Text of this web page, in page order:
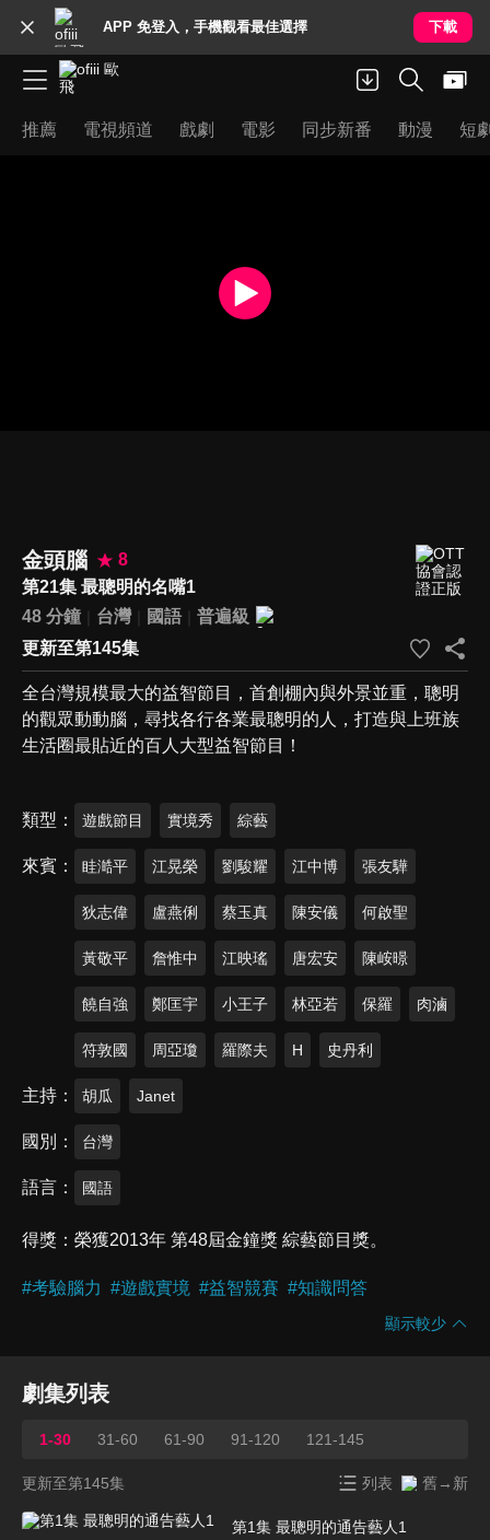
APP 免登入，手機觀看最佳選擇 下載
推薦 電視頻道 戲劇 電影 同步新番 動漫 短
金頭腦
8
第21集 最聰明的名嘴1
48 分鐘
台灣 國語
普遍級
更新至第145集
全台灣規模最大的益智節目，首創棚內與外景並重，聰明
的觀眾動動腦，尋找各行各業最聰明的人，打造與上班族
生活圈最貼近的百人大型益智節目！
類型 遊戲節目 實境秀 綜藝
來賓 眭澔平 江晃榮 劉駿耀 江中博 張友驊
狄志偉 盧燕俐 蔡玉真 陳安儀 何啟聖
黃敬平 詹惟中 江映瑤 唐宏安 陳峖暻
饒自強 鄭匡宇 小王子 林亞若 保羅 肉滷
符敦國 周亞瓊 羅際夫 H 史丹利
主持 胡瓜 Janet
國別 台灣
語言 國語
得獎 榮獲2013年 第48屆金鐘獎 綜藝節目獎。
#考驗腦力 #遊戲實境 #益智競賽 #知識問答
顯示較少
劇集列表
1-30 31-60 61-90 91-120 121-145
更新至第145集 列表 舊→新
第1集 最聰明的通告藝人1